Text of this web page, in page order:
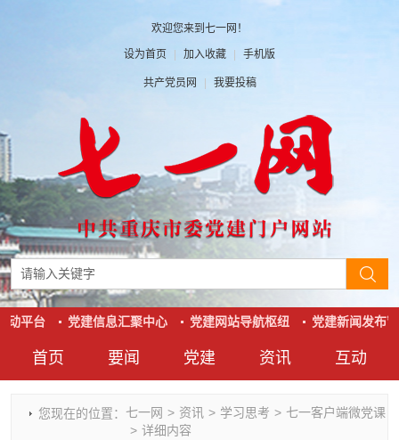
欢迎您来到七一网！
设为首页 | 加入收藏 | 手机版
共产党员网 | 我要投稿
首页 要闻
时政要闻
党建
党建动态
资讯
热点关注
互动
红岩评论
动平台 党建信息汇聚中心 党建网站导航枢纽 党建新闻发布窗
您现在的位置： 七一网 > 资讯 > 学习思考 > 七一客户端微党课
> 详细内容